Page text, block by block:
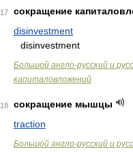
17
сокращение
disinvestment
disinvestment
Большой англо-русский и
капиталовложений
18
сокращение мышцы
traction
Большой англо-русский и